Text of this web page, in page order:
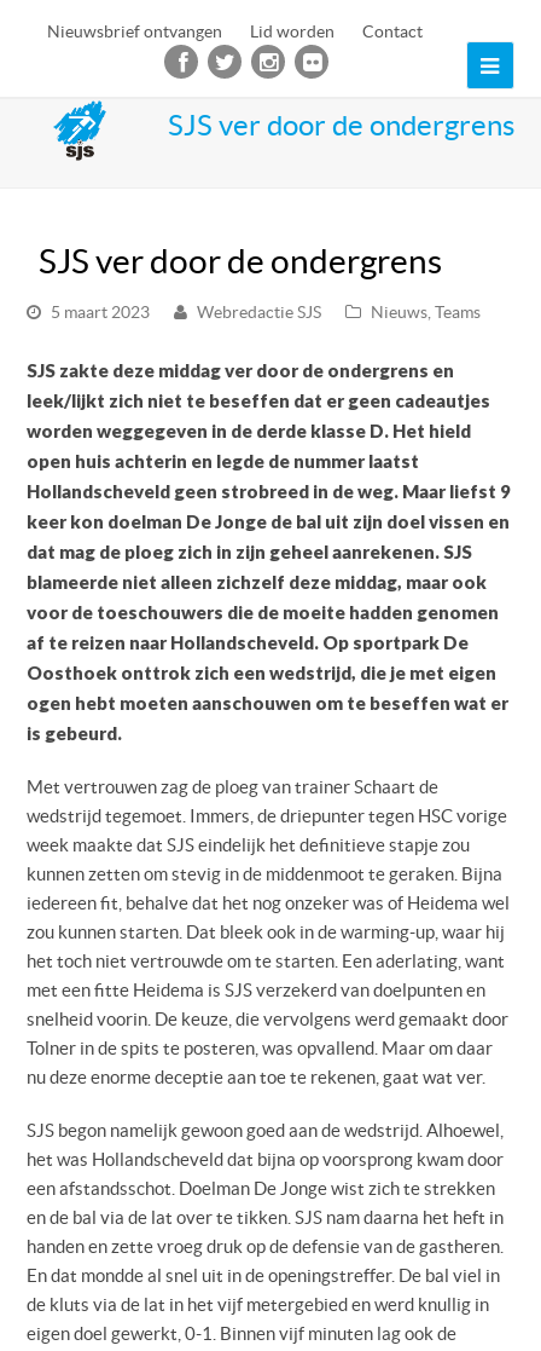
Nieuwsbrief ontvangen Lid worden Contact
SJS ver door de ondergrens
SJS ver door de ondergrens
5 maart 2023 Webredactie SJS Nieuws ,Teams
SJS zakte deze middag ver door de ondergrens en
leek/lijkt zich niet te beseffen dat er geen cadeautjes
worden weggegeven in de derde klasse D. Het hield
open huis achterin en legde de nummer laatst
Hollandscheveld geen strobreed in de weg. Maar liefst 9
keer kon doelman De Jonge de bal uit zijn doel vissen en
dat mag de ploeg zich in zijn geheel aanrekenen. SJS
blameerde niet alleen zichzelf deze middag, maar ook
voor de toeschouwers die de moeite hadden genomen
af te reizen naar Hollandscheveld. Op sportpark De
Oosthoek onttrok zich een wedstrijd, die je met eigen
ogen hebt moeten aanschouwen om te beseffen wat er
is gebeurd.
Met vertrouwen zag de ploeg van trainer Schaart de
wedstrijd tegemoet. Immers, de driepunter tegen HSC vorige
week maakte dat SJS eindelijk het definitieve stapje zou
kunnen zetten om stevig in de middenmoot te geraken. Bijna
iedereen fit, behalve dat het nog onzeker was of Heidema wel
zou kunnen starten. Dat bleek ook in de warming-up, waar hij
het toch niet vertrouwde om te starten. Een aderlating, want
met een fitte Heidema is SJS verzekerd van doelpunten en
snelheid voorin. De keuze, die vervolgens werd gemaakt door
Tolner in de spits te posteren, was opvallend. Maar om daar
nu deze enorme deceptie aan toe te rekenen, gaat wat ver.
SJS begon namelijk gewoon goed aan de wedstrijd. Alhoewel,
het was Hollandscheveld dat bijna op voorsprong kwam door
een afstandsschot. Doelman De Jonge wist zich te strekken
en de bal via de lat over te tikken. SJS nam daarna het heft in
handen en zette vroeg druk op de defensie van de gastheren.
En dat mondde al snel uit in de openingstreffer. De bal viel in
de kluts via de lat in het vijf metergebied en werd knullig in
eigen doel gewerkt, 0-1. Binnen vijf minuten lag ook de